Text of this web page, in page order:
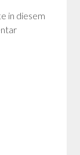
in diesem